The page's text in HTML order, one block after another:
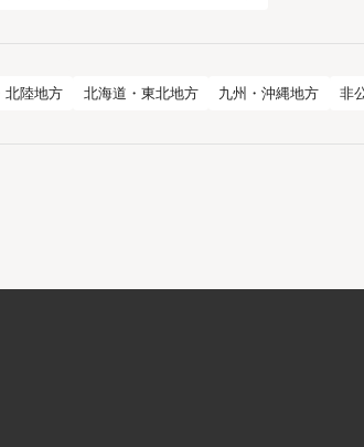
北陸地方 北海道・東北地方 九州・沖縄地方 非